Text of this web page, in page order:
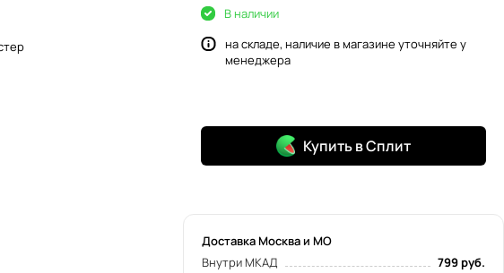
В наличии
на складе, наличие в магазине уточняйте у
менеджера
Купить в Сплит
Доставка Москва и МО
Внутри МКАД
799 руб.